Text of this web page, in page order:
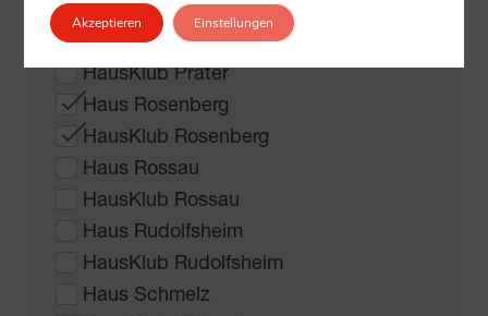
HausKlub Penzing
Haus Prater
HausKlub Prater
Haus Rosenberg
HausKlub Rosenberg
Haus Rossau
HausKlub Rossau
Haus Rudolfsheim
HausKlub Rudolfsheim
Haus Schmelz
Akzeptieren Einstellungen